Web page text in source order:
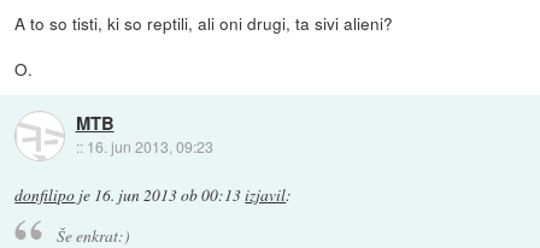
A to so tisti, ki so reptili, ali oni drugi, ta sivi alieni?
O.
MTB
:: 16. jun 2013, 09:23
donfilipo je 16. jun 2013 ob 00:13izjavil:
Še enkrat:)